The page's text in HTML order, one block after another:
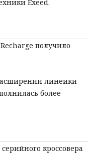
Exeed.
получило
линейки
более
кроссовера